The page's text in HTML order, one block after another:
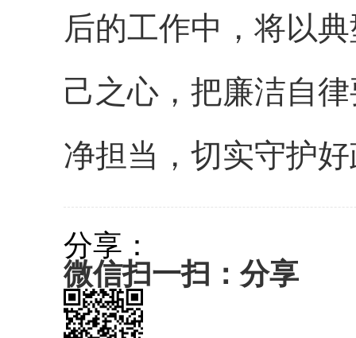
后的工作中，将以
己之心，把廉洁自
净担当，切实守护
分享：
微信扫一扫：分享